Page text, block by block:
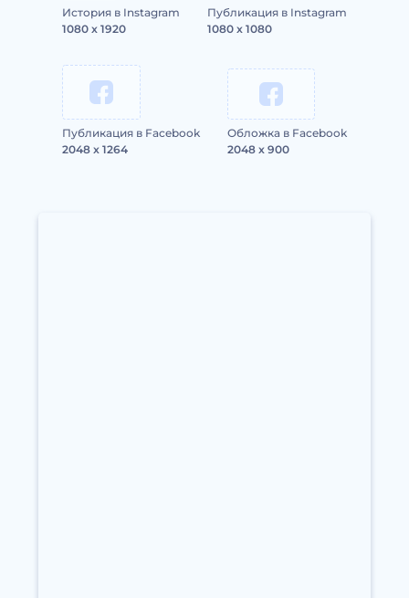
История в Instagram
1080 x 1920
Публикация в Instagram
1080 x 1080
Публикация в Facebook
2048 x 1264
Обложка в Facebook
2048 x 900